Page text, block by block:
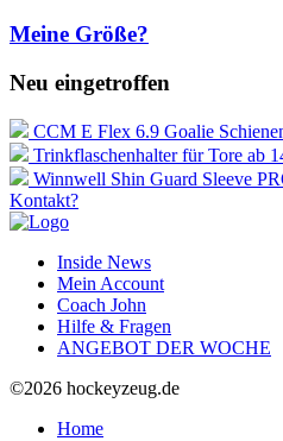
Meine Größe?
Neu eingetroffen
CCM E Flex 6.9 Goalie
Trinkflaschenhalter für Tore ab
Winnwell Shin Guard Sleeve
Kontakt?
Inside News
Mein Account
Coach John
Hilfe & Fragen
ANGEBOT DER WOCHE
©2026 hockeyzeug.de
Home